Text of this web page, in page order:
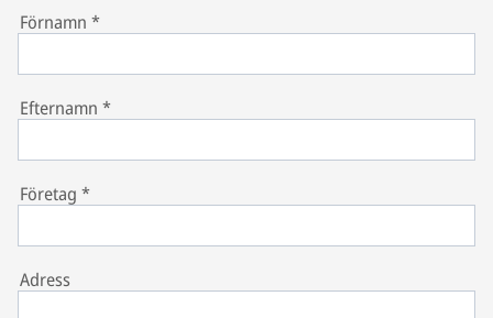
Förnamn *
Efternamn *
Företag *
Adress